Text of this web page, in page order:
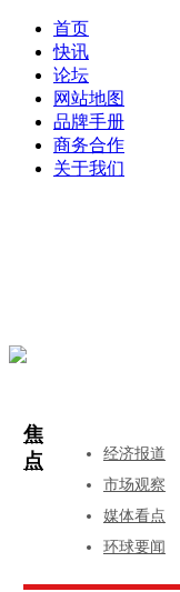
首页
快讯
论坛
网站地图
品牌手册
商务合作
关于我们
焦
点
经济报道
市场观察
媒体看点
环球要闻